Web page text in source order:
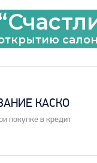
КАСКО
покупке в кредит